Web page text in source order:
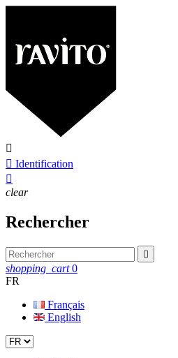

 Identification

clear
Rechercher

shopping_cart 0
FR
Français
English